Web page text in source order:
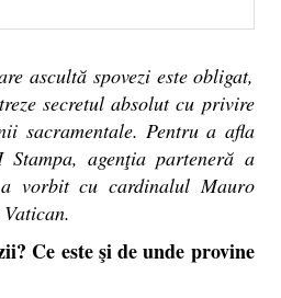
ascultă spovezi este obligat,
secretul absolut cu privire
sacramentale. Pentru a afla
agenţia parteneră a
vorbit cu cardinalul Mauro
Ce este şi de unde provine